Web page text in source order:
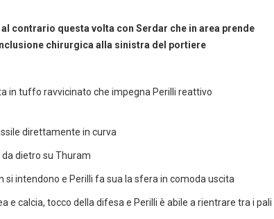
al contrario questa volta con Serdar che in area prende
chirurgica alla sinistra del portiere
in tuffo ravvicinato che impegna Perilli reattivo
direttamente in curva
dietro su Thuram
si intendono e Perilli fa sua la sfera in comoda uscita
e calcia, tocco della difesa e Perilli è abile a rientrare tra i pali